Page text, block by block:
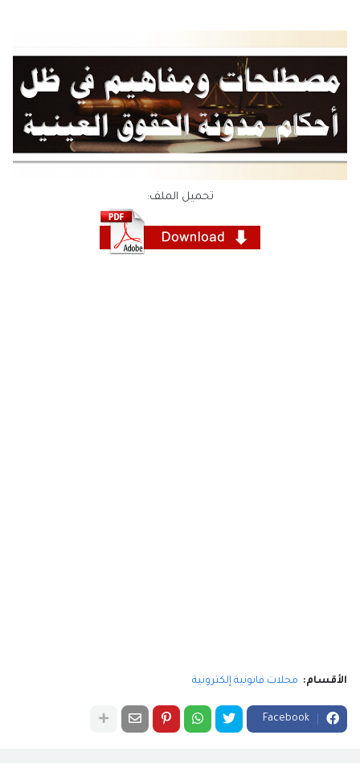
تحميل الملف:
الأقسام: مجلات قانونية إلكترونية
Facebook